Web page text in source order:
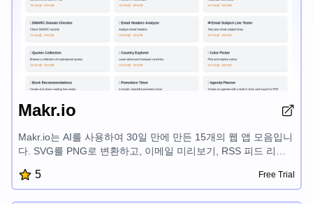
Makr.io
Makr.io는 AI를 사용하여 30일 만에 만든 15개의 웹 앱 모음입니
다. SVG를 PNG로 변환하고, 이메일 미리보기, RSS 피드 리더,
스터, 영감을 주는 인용구, 국가 탐색기, 색상 선택기, 책 추천, 포
모도로 타이머, 일정 플래너, HN 향상, GitHub 저장소 탐색기, 이
5 Free Trial